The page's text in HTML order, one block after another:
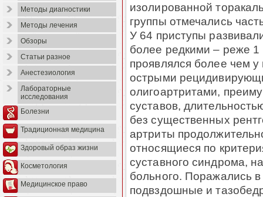
Методы диагностики
Методы лечения
Обзоры
Статьи разное
Анестезиология
Лабораторные
исследования
Болезни
Традиционная медицина
Здоровый образ жизни
Косметология
Медицинское право
изолированной
группы отмечались
У 64 приступы
более редкими – реже
проявлялся более чем
острыми
олигоартритами,
суставов,
без существенных
артриты
относящиеся по
суставного синдрома,
больного. Поражались
подвздошные и